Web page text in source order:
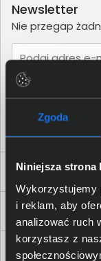
Zgoda
Niniejsza strona
Wykorzystujemy
i reklam, aby
analizować ruch
korzystasz z
Dla Firm i
Zakupy
Delkom 2000
Newsletter
Nie przegap
Podaj adres e-